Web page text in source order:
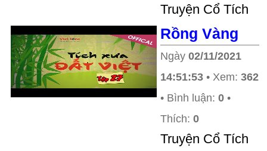
Truyện Cổ Tích
Rồng Vàng
Ngày 02/11/2021
14:51:53 • Xem: 362
• Bình luận: 0 •
Thích: 0
Truyện Cổ Tích